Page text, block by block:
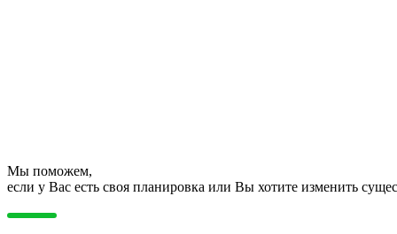
Мы поможем,
если у Вас есть своя планировка или Вы хотите изменить